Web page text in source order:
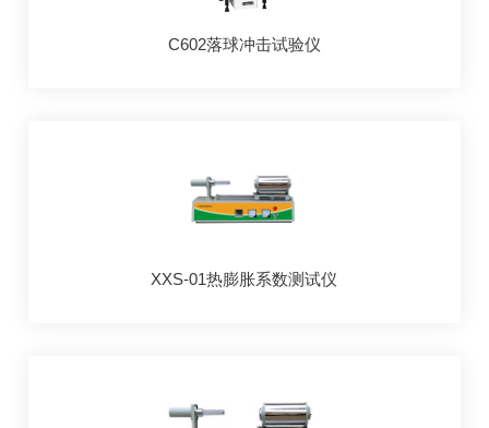
C602落球冲击试验仪
XXS-01热膨胀系数测试仪